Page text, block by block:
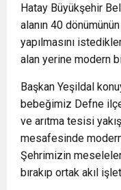
Hatay Büyükşehir
alanın 40
yapılmasını
alan yerine modern
Başkan Yeşildal
bebeğimiz Defne
ve arıtma tesisi
mesafesinde
Şehrimizin
bırakıp ortak akıl